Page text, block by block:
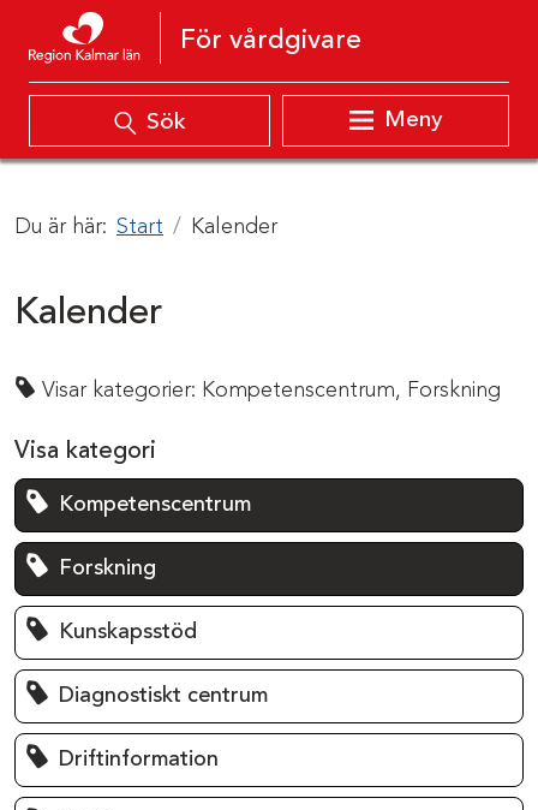
Hoppa till innehåll
För vårdgivare
Sök Meny
Du är här: Start Kalender
Kalender
Visar kategorier: Kompetenscentrum, Forskning
Visa kategori
Kompetenscentrum
Forskning
Kunskapsstöd
Diagnostiskt centrum
Driftinformation